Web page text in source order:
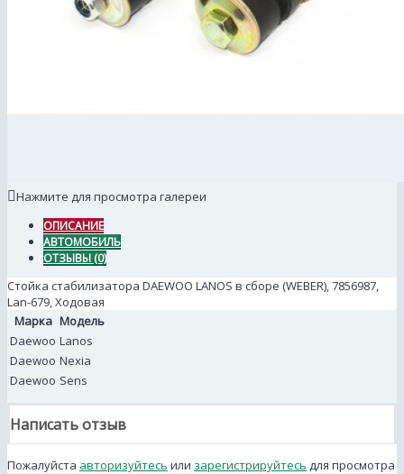
Нажмите для просмотра галереи
ОПИСАНИЕ
АВТОМОБИЛЬ
ОТЗЫВЫ (0)
Стойка стабилизатора DAEWOO LANOS в сборе (WEBER), 7856987,
Lan-679, Ходовая
Марка Модель
Daewoo Lanos
Daewoo Nexia
Daewoo Sens
Написать отзыв
Пожалуйста авторизуйтесь или зарегистрируйтесь для просмотра